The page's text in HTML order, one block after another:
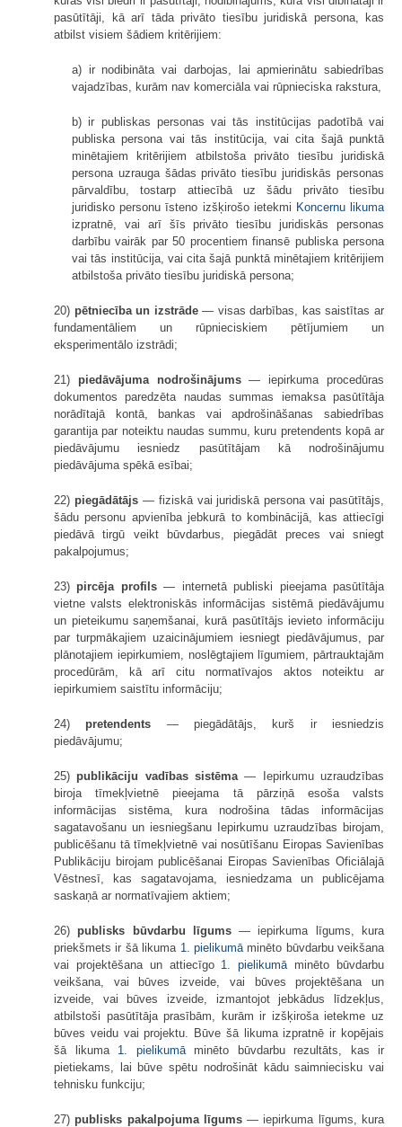
pasūtītāji, kā arī tāda privāto tiesību juridiskā persona, kas
atbilst visiem šādiem kritērijiem:
a) ir nodibināta vai darbojas, lai apmierinātu sabiedrības
vajadzības, kurām nav komerciāla vai rūpnieciska rakstura,
b) ir publiskas personas vai tās institūcijas padotībā vai
publiska persona vai tās institūcija, vai cita šajā punktā
minētajiem kritērijiem atbilstoša privāto tiesību juridiskā
persona uzrauga šādas privāto tiesību juridiskās personas
pārvaldību, tostarp attiecībā uz šādu privāto tiesību
juridisko personu īsteno izšķirošo ietekmi Koncernu likuma
izpratnē, vai arī šīs privāto tiesību juridiskās personas
darbību vairāk par 50 procentiem finansē publiska persona
vai tās institūcija, vai cita šajā punktā minētajiem kritērijiem
atbilstoša privāto tiesību juridiskā persona;
20) pētniecība un izstrāde— visas darbības, kas saistītas ar
fundamentāliem un rūpnieciskiem pētījumiem un
eksperimentālo izstrādi;
21) piedāvājuma nodrošinājums— iepirkuma procedūras
dokumentos paredzēta naudas summas iemaksa pasūtītāja
norādītajā kontā, bankas vai apdrošināšanas sabiedrības
garantija par noteiktu naudas summu, kuru pretendents kopā ar
piedāvājumu iesniedz pasūtītājam kā nodrošinājumu
piedāvājuma spēkā esībai;
22) piegādātājs— fiziskā vai juridiskā persona vai pasūtītājs,
šādu personu apvienība jebkurā to kombinācijā, kas attiecīgi
piedāvā tirgū veikt būvdarbus, piegādāt preces vai sniegt
pakalpojumus;
23) pircēja profils— internetā publiski pieejama pasūtītāja
vietne valsts elektroniskās informācijas sistēmā piedāvājumu
un pieteikumu saņemšanai, kurā pasūtītājs ievieto informāciju
par turpmākajiem uzaicinājumiem iesniegt piedāvājumus, par
plānotajiem iepirkumiem, noslēgtajiem līgumiem, pārtrauktajām
procedūrām, kā arī citu normatīvajos aktos noteiktu ar
iepirkumiem saistītu informāciju;
24) pretendents — piegādātājs, kurš ir iesniedzis
piedāvājumu;
25) publikāciju vadības sistēma — Iepirkumu uzraudzības
biroja tīmekļvietnē pieejama tā pārziņā esoša valsts
informācijas sistēma, kura nodrošina tādas informācijas
sagatavošanu un iesniegšanu Iepirkumu uzraudzības birojam,
publicēšanu tā tīmekļvietnē vai nosūtīšanu Eiropas Savienības
Publikāciju birojam publicēšanai Eiropas Savienības Oficiālajā
Vēstnesī, kas sagatavojama, iesniedzama un publicējama
saskaņā ar normatīvajiem aktiem;
26) publisks būvdarbu līgums— iepirkuma līgums, kura
priekšmets ir šā likuma 1. pielikumāminēto būvdarbu veikšana
vai projektēšana un attiecīgo 1. pielikumā minēto būvdarbu
veikšana, vai būves izveide, vai būves projektēšana un
izveide, vai būves izveide, izmantojot jebkādus līdzekļus,
atbilstoši pasūtītāja prasībām, kurām ir izšķiroša ietekme uz
būves veidu vai projektu. Būve šā likuma izpratnē ir kopējais
šā likuma 1. pielikumāminēto būvdarbu rezultāts, kas ir
pietiekams, lai būve spētu nodrošināt kādu saimniecisku vai
tehnisku funkciju;
27) publisks pakalpojuma līgums— iepirkuma līgums, kura